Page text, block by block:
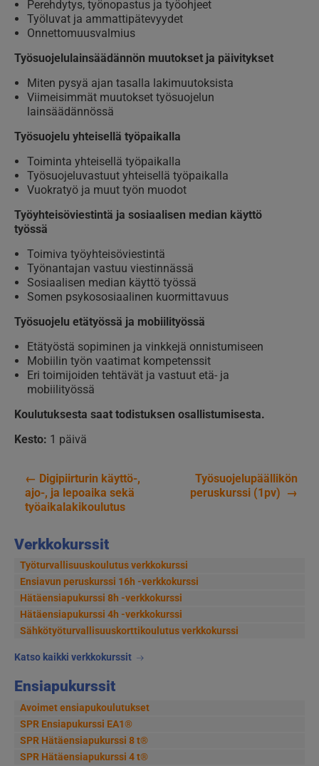
Verkkokurssit
Työturvallisuuskoulutus verkkokurssi
Ensiavun peruskurssi 16h -verkkokurssi
Hätäensiapukurssi 8h -verkkokurssi
Hätäensiapukurssi 4h -verkkokurssi
Sähkötyöturvallisuus­korttikoulutus verkkokurssi
Katso kaikki verkkokurssit
Ensiapukurssit
Avoimet ensiapukoulutukset
SPR Ensiapukurssi EA1®
SPR Hätäensiapukurssi 8 t®
SPR Hätäensiapukurssi 4 t®
Perehdytys, työnopastus ja työohjeet
Työluvat ja ammattipätevyydet
Onnettomuusvalmius
Työsuojelulainsäädännön muutokset ja päivitykset
Miten pysyä ajan tasalla lakimuutoksista
Viimeisimmät muutokset työsuojelun
lainsäädännössä
Työsuojelu yhteisellä työpaikalla
Toiminta yhteisellä työpaikalla
Työsuojeluvastuut yhteisellä työpaikalla
Vuokratyö ja muut työn muodot
Työyhteisöviestintä ja sosiaalisen median käyttö
työssä
Toimiva työyhteisöviestintä
Työnantajan vastuu viestinnässä
Sosiaalisen median käyttö työssä
Somen psykososiaalinen kuormittavuus
Työsuojelu etätyössä ja mobiilityössä
Etätyöstä sopiminen ja vinkkejä onnistumiseen
Mobiilin työn vaatimat kompetenssit
Eri toimijoiden tehtävät ja vastuut etä- ja
mobiilityössä
Koulutuksesta saat todistuksen osallistumisesta.
Kesto: 1 päivä
Artikkelien
← Digipiirturin käyttö-,
ajo-, ja lepoaika sekä
työaikalakikoulutus
Työsuojelupäällikön
peruskurssi (1pv) →